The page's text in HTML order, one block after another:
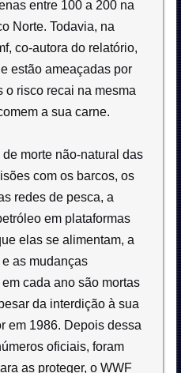
entre 100 a 200 na
Norte. Todavia, na
co-autora do relatório,
estão ameaçadas por
o risco recai na mesma
a sua carne.
morte não-natural das
com os barcos, os
redes de pesca, a
em plataformas
elas se alimentam, a
as mudanças
cada ano são mortas
da interdição à sua
em 1986. Depois dessa
oficiais, foram
as proteger, o WWF